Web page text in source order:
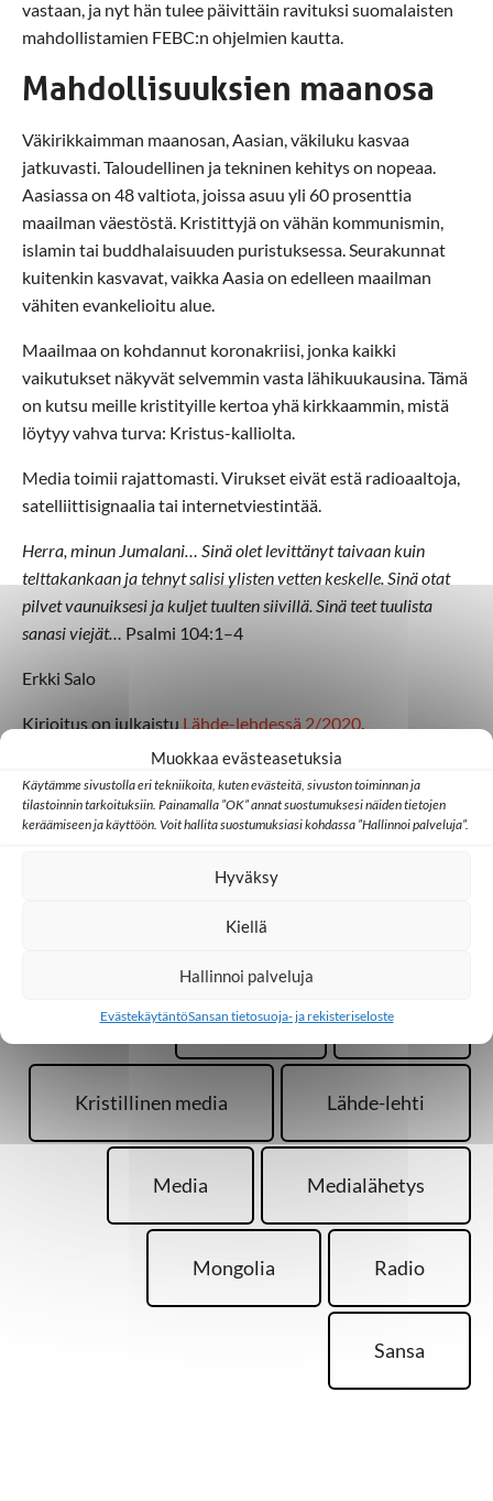
Muokkaa evästeasetuksia
Käytämme sivustolla eri tekniikoita, kuten evästeitä, sivuston toiminnan ja
tilastoinnin tarkoituksiin. Painamalla ”OK” annat suostumuksesi näiden tietojen
keräämiseen ja käyttöön. Voit hallita suostumuksiasi kohdassa ”Hallinnoi palveluja”.
Hyväksy
Kiellä
Hallinnoi palveluja
EvästekäytäntöSansan tietosuoja- ja rekisteriseloste
vastaan, ja nyt hän tulee päivittäin ravituksi suomalaisten
mahdollistamien FEBC:n ohjelmien kautta.
Mahdollisuuksien maanosa
Väkirikkaimman maanosan, Aasian, väkiluku kasvaa
jatkuvasti. Taloudellinen ja tekninen kehitys on nopeaa.
Aasiassa on 48 valtiota, joissa asuu yli 60 prosenttia
maailman väestöstä. Kristittyjä on vähän kommunismin,
islamin tai buddhalaisuuden puristuksessa. Seurakunnat
kuitenkin kasvavat, vaikka Aasia on edelleen maailman
vähiten evankelioitu alue.
Maailmaa on kohdannut koronakriisi, jonka kaikki
vaikutukset näkyvät selvemmin vasta lähikuukausina. Tämä
on kutsu meille kristityille kertoa yhä kirkkaammin, mistä
löytyy vahva turva: Kristus-kalliolta.
Media toimii rajattomasti. Virukset eivät estä radioaaltoja,
satelliittisignaalia tai internetviestintää.
Herra, minun Jumalani… Sinä olet levittänyt taivaan kuin
telttakankaan ja tehnyt salisi ylisten vetten keskelle. Sinä otat
pilvet vaunuiksesi ja kuljet tuulten siivillä. Sinä teet tuulista
sanasi viejät… Psalmi 104:1–4
Erkki Salo
Kirjoitus on julkaistu Lähde-lehdessä 2/2020.
Aasia
Keräys Kiina
Kristillinen media Lähde-lehti
Media Medialähetys
Mongolia Radio
Sansa